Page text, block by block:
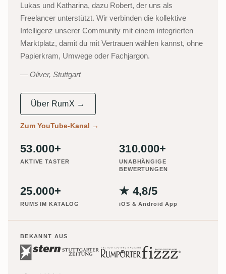
Lukas und Katharina, dazu Robert, der uns als
Freelancer unterstützt. Wir verbinden die kollektive
Intelligenz unserer Community mit einem integrierten
Marktplatz, damit du mit Vertrauen wählen kannst, ohne
Papierkram, Umwege oder Fachjargon.
Oliver, Stuttgart
Über RumX →
Zum YouTube-Kanal →
53.000+
AKTIVE TASTER
310.000+
UNABHÄNGIGE
BEWERTUNGEN
25.000+
RUMS IM KATALOG
★ 4,8/5
iOS & Android App
BEKANNT AUS